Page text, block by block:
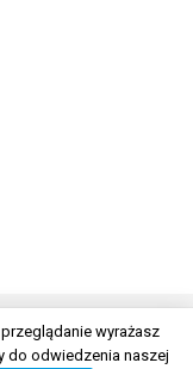
wyrażasz
do odwiedzenia naszej